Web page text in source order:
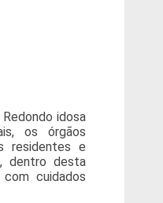
idosa
os órgãos
residentes e
dentro desta
cuidados